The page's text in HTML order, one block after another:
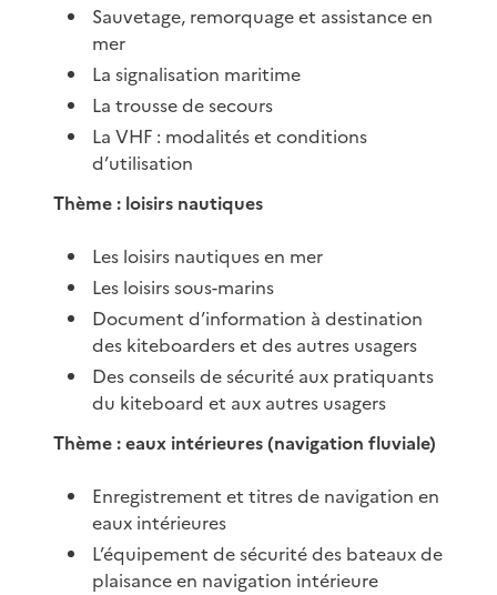
Sauvetage, remorquage et assistance en
mer
La signalisation maritime
La trousse de secours
La VHF : modalités et conditions
d’utilisation
Thème : loisirs nautiques
Les loisirs nautiques en mer
Les loisirs sous-marins
Document d’information à destination
des kiteboarders et des autres usagers
Des conseils de sécurité aux pratiquants
du kiteboard et aux autres usagers
Thème : eaux intérieures (navigation fluviale)
Enregistrement et titres de navigation en
eaux intérieures
L’équipement de sécurité des bateaux de
plaisance en navigation intérieure